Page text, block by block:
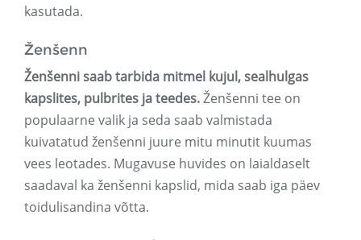
kasutada.
Ženšenn
Ženšenni saab tarbida mitmel kujul, sealhulgas
kapslites, pulbrites ja teedes.Ženšenni tee on
populaarne valik ja seda saab valmistada
kuivatatud ženšenni juure mitu minutit kuumas
vees leotades. Mugavuse huvides on laialdaselt
saadaval ka ženšenni kapslid, mida saab iga päev
toidulisandina võtta.